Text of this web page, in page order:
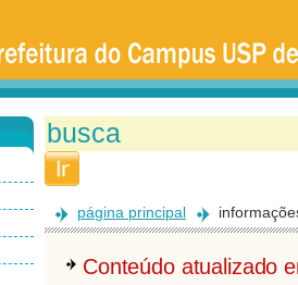
página principal
Conteúdo atualizado